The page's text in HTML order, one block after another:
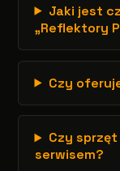
Jaki jest
„Reflektory
Czy
Czy
serwisem?